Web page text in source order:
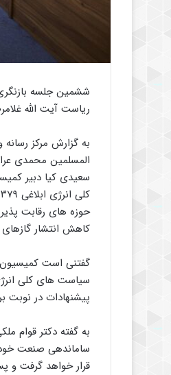
ششمین جلسه
ریاست آیت الله
به گزارش مرکز
المسلمین محمدی
سعیدی کیا دبیر
حوزه های رقابت
کاهش انتشار
گفتنی است کمیسیون
سیاست های کلی
پیشنهادات در
به گفته دکتر قوام
ساماندهی صنعت
قرار خواهد گرفت و